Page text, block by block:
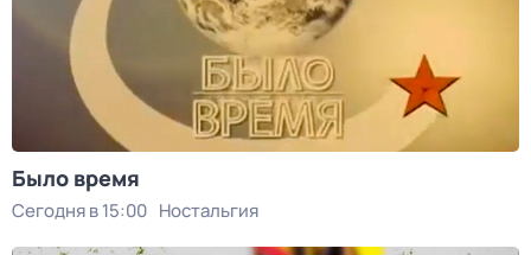
Было время
Сегодня в 15:00 Ностальгия